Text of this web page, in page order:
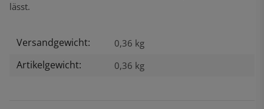
lässt.
Produkteigenschaft
Wert
Versandgewicht: 0,36 kg
Artikelgewicht: 0,36 kg